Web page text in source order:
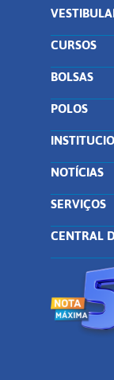
CURSOS
BOLSAS
POLOS
NOTÍCIAS
SERVIÇOS
CENTRAL